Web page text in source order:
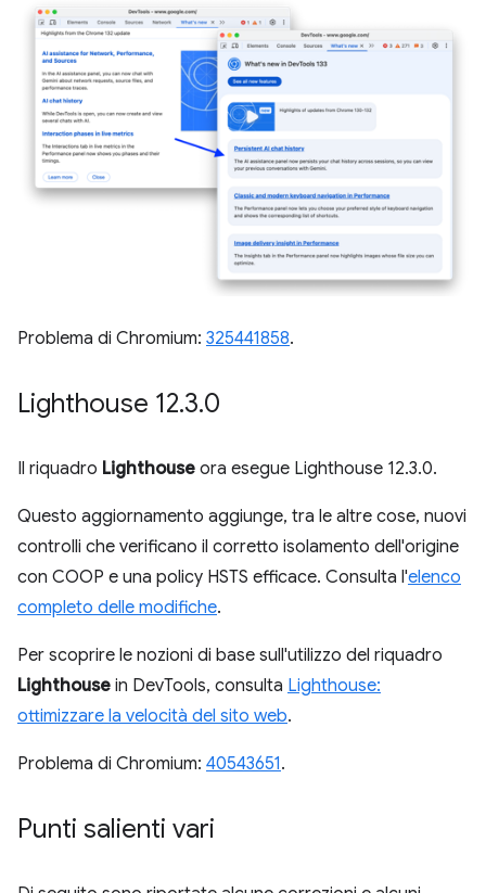
Problema di Chromium: 325441858.
Lighthouse 12.3.0
Il riquadro Lighthouse ora esegue Lighthouse 12.3.0.
Questo aggiornamento aggiunge, tra le altre cose, nuovi
controlli che verificano il corretto isolamento dell'origine
con COOP e una policy HSTS efficace. Consulta l'elenco
completo delle modifiche.
Per scoprire le nozioni di base sull'utilizzo del riquadro
Lighthouse in DevTools, consulta Lighthouse:
ottimizzare la velocità del sito web.
Problema di Chromium: 40543651.
Punti salienti vari